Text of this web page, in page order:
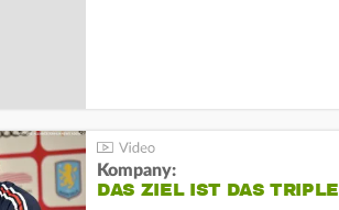
Kompany:
DAS ZIEL IST DAS TRIPLE